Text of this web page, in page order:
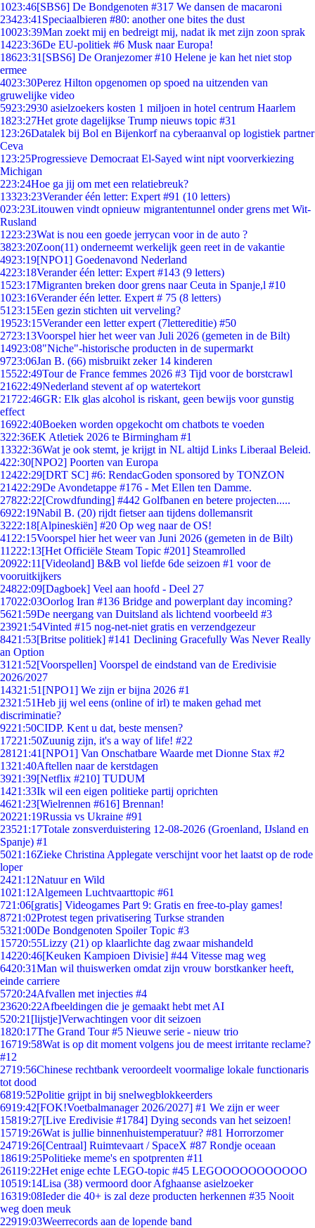
1023:46[SBS6] De Bondgenoten #317 We dansen de macaroni
23423:41 Speciaalbieren #80: another one bites the dust
10023:39Man zoekt mij en bedreigt mij, nadat ik met zijn zoon sprak
14223:36De EU-politiek #6 Musk naar Europa!
18623:31 [SBS6] De Oranjezomer #10 Helene je kan het niet stop
ermee
4023:30Perez Hilton opgenomen op spoed na uitzenden van
gruwelijke video
5923:2930 asielzoekers kosten 1 miljoen in hotel centrum Haarlem
1823:27Het grote dagelijkse Trump nieuws topic #31
1 23:26Datalek bij Bol en Bijenkorf na cyberaanval op logistiek partner
Ceva
1 23:25Progressieve Democraat El-Sayed wint nipt voorverkiezing
Michigan
223:24Hoe ga jij om met een relatiebreuk?
13323:23Verander één letter: Expert #91 (10 letters)
023:23Litouwen vindt opnieuw migrantentunnel onder grens met Wit-
Rusland
1223:23Wat is nou een goede jerrycan voor in de auto ?
3823:20Zoon(11) onderneemt werkelijk geen reet in de vakantie
4923:19[NPO1] Goedenavond Nederland
4223:18Verander één letter: Expert #143 (9 letters)
1523:17Migranten breken door grens naar Ceuta in Spanje,l #10
1023:16Verander één letter. Expert # 75 (8 letters)
51 23:15Een gezin stichten uit verveling?
19523:15Verander een letter expert (7lettereditie) #50
2723:13Voorspel hier het weer van Juli 2026 (gemeten in de Bilt)
14923:08"Niche"-historische producten in de supermarkt
9723:06Jan B. (66) misbruikt zeker 14 kinderen
15522:49Tour de France femmes 2026 #3 Tijd voor de borstcrawl
21622:49Nederland stevent af op watertekort
21722:46GR: Elk glas alcohol is riskant, geen bewijs voor gunstig
effect
16922:40Boeken worden opgekocht om chatbots te voeden
322:36EK Atletiek 2026 te Birmingham #1
13322:36Wat je ook stemt, je krijgt in NL altijd Links Liberaal Beleid.
422:30[NPO2] Poorten van Europa
12422:29[DRT SC] #6: RendacGoden sponsored by TONZON
21422:29De Avondetappe #176 - Met Ellen ten Damme.
27822:22[Crowdfunding] #442 Golfbanen en betere projecten.....
6922:19Nabil B. (20) rijdt fietser aan tijdens dollemansrit
3222:18[Alpineskiën] #20 Op weg naar de OS!
41 22:15Voorspel hier het weer van Juni 2026 (gemeten in de Bilt)
11222:13[Het Officiële Steam Topic #201] Steamrolled
20922:11 [Videoland] B&B vol liefde 6de seizoen #1 voor de
vooruitkijkers
24822:09[Dagboek] Veel aan hoofd - Deel 27
17022:03Oorlog Iran #136 Bridge and powerplant day incoming?
5621:59De neergang van Duitsland als lichtend voorbeeld #3
23921:54Vinted #15 nog-net-niet gratis en verzendgezeur
8421:53[Britse politiek] #141 Declining Gracefully Was Never Really
an Option
31 21:52[Voorspellen] Voorspel de eindstand van de Eredivisie
2026/2027
14321:51 [NPO1] We zijn er bijna 2026 #1
2321:51Heb jij wel eens (online of irl) te maken gehad met
discriminatie?
9221:50CIDP. Kent u dat, beste mensen?
17221:50Zuunig zijn, it's a way of life! #22
281 21:41 [NPO1] Van Onschatbare Waarde met Dionne Stax #2
1321:40Aftellen naar de kerstdagen
3921:39[Netflix #210] TUDUM
1421:33Ik wil een eigen politieke partij oprichten
4621:23[Wielrennen #616] Brennan!
20221:19Russia vs Ukraine #91
23521:17Totale zonsverduistering 12-08-2026 (Groenland, IJsland en
Spanje) #1
5021:16Zieke Christina Applegate verschijnt voor het laatst op de rode
loper
2421:12Natuur en Wild
1021:12Algemeen Luchtvaarttopic #61
721:06[gratis] Videogames Part 9: Gratis en free-to-play games!
8721:02Protest tegen privatisering Turkse stranden
5321:00De Bondgenoten Spoiler Topic #3
15720:55Lizzy (21) op klaarlichte dag zwaar mishandeld
14220:46[Keuken Kampioen Divisie] #44 Vitesse mag weg
6420:31Man wil thuiswerken omdat zijn vrouw borstkanker heeft,
einde carriere
5720:24Afvallen met injecties #4
23620:22Afbeeldingen die je gemaakt hebt met AI
520:21 [lijstje]Verwachtingen voor dit seizoen
1820:17The Grand Tour #5 Nieuwe serie - nieuw trio
16719:58Wat is op dit moment volgens jou de meest irritante reclame?
#12
2719:56Chinese rechtbank veroordeelt voormalige lokale functionaris
tot dood
6819:52Politie grijpt in bij snelwegblokkeerders
6919:42[FOK!Voetbalmanager 2026/2027] #1 We zijn er weer
15819:27[Live Eredivisie #1784] Dying seconds van het seizoen!
15719:26Wat is jullie binnenhuistemperatuur? #81 Horrorzomer
24719:26[Centraal] Ruimtevaart / SpaceX #87 Rondje oceaan
18619:25Politieke meme's en spotprenten #11
26119:22Het enige echte LEGO-topic #45 LEGOOOOOOOOOOO
10519:14Lisa (38) vermoord door Afghaanse asielzoeker
16319:08Ieder die 40+ is zal deze producten herkennen #35 Nooit
weg doen meuk
22919:03Weerrecords aan de lopende band